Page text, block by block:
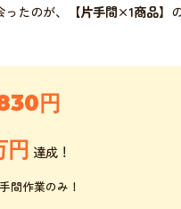
たのが、 【片手間×1商品】
円
達成！
間作業のみ！